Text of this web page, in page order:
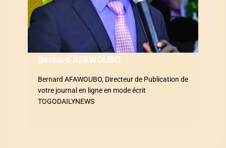
Bernard AFAWOUBO
Bernard AFAWOUBO, Directeur de Publication de
votre journal en ligne en mode écrit
TOGODAILYNEWS